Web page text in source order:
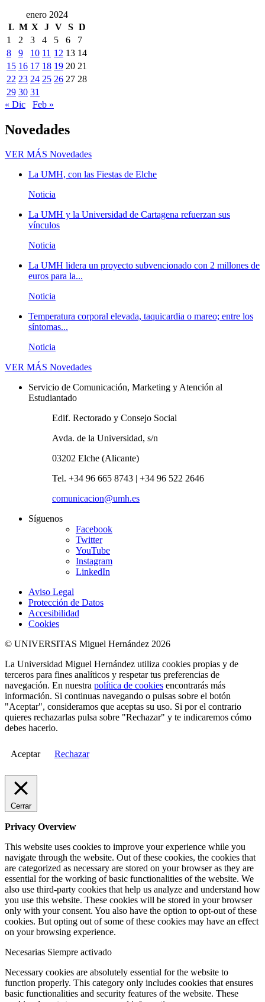
enero 2024
L M X J V S D
1
2 3 4 5 6
7
8
9 10 11 12 13 14
15 16 17 18 19 20 21
22 23 24 25 26 27 28
29 30 31
« Dic
Feb »
Novedades
VER MÁS Novedades
La UMH, con las Fiestas de Elche
Noticia
La UMH y la Universidad de Cartagena refuerzan sus
vínculos
Noticia
La UMH lidera un proyecto subvencionado con 2 millones de
euros para la...
Noticia
Temperatura corporal elevada, taquicardia o mareo; entre los
síntomas...
Noticia
VER MÁS Novedades
Servicio de Comunicación, Marketing y Atención al
Estudiantado
Edif. Rectorado y Consejo Social
Avda. de la Universidad, s/n
03202 Elche (Alicante)
Tel. +34 96 665 8743 | +34 96 522 2646
comunicacion@umh.es
Síguenos
Facebook
Twitter
YouTube
Instagram
LinkedIn
Aviso Legal
Protección de Datos
Accesibilidad
Cookies
© UNIVERSITAS Miguel Hernández 2026
La Universidad Miguel Hernández utiliza cookies propias y de
terceros para fines analíticos y respetar tus preferencias de
navegación. En nuestra política de cookies encontrarás más
información. Si continuas navegando o pulsas sobre el botón
"Aceptar", consideramos que aceptas su uso. Si por el contrario
quieres rechazarlas pulsa sobre "Rechazar" y te indicaremos cómo
debes hacerlo.
Aceptar Rechazar
Cerrar
Privacy Overview
This website uses cookies to improve your experience while you
navigate through the website. Out of these cookies, the cookies that
are categorized as necessary are stored on your browser as they are
essential for the working of basic functionalities of the website. We
also use third-party cookies that help us analyze and understand how
you use this website. These cookies will be stored in your browser
only with your consent. You also have the option to opt-out of these
cookies. But opting out of some of these cookies may have an effect
on your browsing experience.
Necesarias Siempre activado
Necessary cookies are absolutely essential for the website to
function properly. This category only includes cookies that ensures
basic functionalities and security features of the website. These